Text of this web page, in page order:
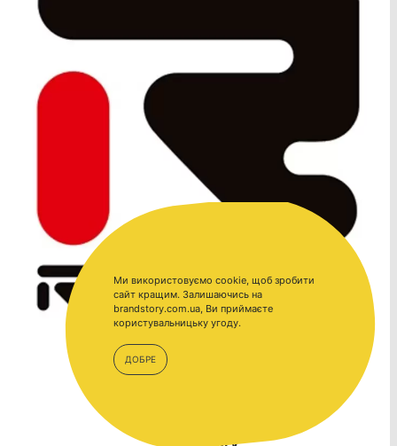
BrandStory
Ми використовуємо cookie, щоб зробити
сайт кращим. Залишаючись на
brandstory.com.ua, Ви приймаєте
користувальницьку угоду.
ДОБРЕ